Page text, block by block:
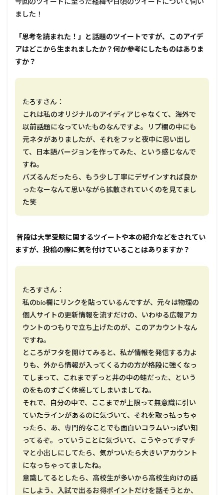
ました！
――「思考を読まれた！」と話題のツイートですが、このアイデ
アはどこから生まれましたか？何か参考にしたものはありま
すか？
たろすさん：
これは私のオリジナルのアイディアじゃなくて、海外で
以前話題になっていたものなんですよ。リプ欄の中にも
元ネタがありましたが、それをフッと夜中に思い出し
て、日本語バージョンを作ってみた、という感じなんで
すね。
バズるんだったら、もう少し丁寧にデザインすれば良か
ったなーなんて思いながら拡散されていくのを見てまし
た笑
―― 普段は大学受験に関するツイートや本の紹介などをされてい
ますが、投稿の際に気を付けていることはありますか？
たろすさん：
私のbio欄にリンクを貼っているんですが、元々は物理の
個人サイトの更新情報を流すだけの、いわゆる広報アカ
ウントのつもりで立ち上げたのが、このアカウントなん
ですね。
ところがフタを開けてみると、私が情報を発信する力よ
りも、外から情報が入ってくる力の方が格段に強くなっ
てしまって、これまでずっと井の中の蛙だった、という
のをものすごく体感してしまいましてね。
それで、自分の中で、ここまでが上限って無意識に引い
ていたラインがあるのに気づいて、それを取っ払っちゃ
ったら、あ、専門的なことでも面白いコラムいっぱい知
ってるぞ。っていうことに気づいて、こうやってチマチ
マと小出しにしてたら、気がついたら大きいアカウント
になっちゃってましたね。
意識してるとしたら、高校生が多いから高校生向けの話
にしよう、入試で出るお得ポイントだけを話そうとか、